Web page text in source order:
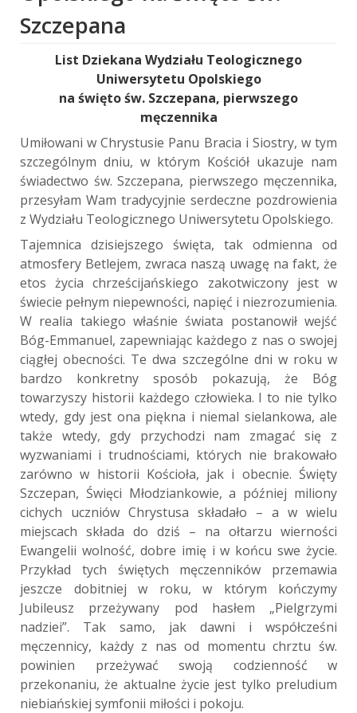
Szczepana
List Dziekana Wydziału Teologicznego
Uniwersytetu Opolskiego
na święto św. Szczepana, pierwszego
męczennika
Umiłowani w Chrystusie Panu Bracia i Siostry, w tym
szczególnym dniu, w którym Kościół ukazuje nam
świadectwo św. Szczepana, pierwszego męczennika,
przesyłam Wam tradycyjnie serdeczne pozdrowienia
z Wydziału Teologicznego Uniwersytetu Opolskiego.
Tajemnica dzisiejszego święta, tak odmienna od
atmosfery Betlejem, zwraca naszą uwagę na fakt, że
etos życia chrześcijańskiego zakotwiczony jest w
świecie pełnym niepewności, napięć i niezrozumienia.
W realia takiego właśnie świata postanowił wejść
Bóg-Emmanuel, zapewniając każdego z nas o swojej
ciągłej obecności. Te dwa szczególne dni w roku w
bardzo konkretny sposób pokazują, że Bóg
towarzyszy historii każdego człowieka. I to nie tylko
wtedy, gdy jest ona piękna i niemal sielankowa, ale
także wtedy, gdy przychodzi nam zmagać się z
wyzwaniami i trudnościami, których nie brakowało
zarówno w historii Kościoła, jak i obecnie. Święty
Szczepan, Święci Młodziankowie, a później miliony
cichych uczniów Chrystusa składało – a w wielu
miejscach składa do dziś – na ołtarzu wierności
Ewangelii wolność, dobre imię i w końcu swe życie.
Przykład tych świętych męczenników przemawia
jeszcze dobitniej w roku, w którym kończymy
Jubileusz przeżywany pod hasłem „Pielgrzymi
nadziei”. Tak samo, jak dawni i współcześni
męczennicy, każdy z nas od momentu chrztu św.
powinien przeżywać swoją codzienność w
przekonaniu, że aktualne życie jest tylko preludium
niebiańskiej symfonii miłości i pokoju.